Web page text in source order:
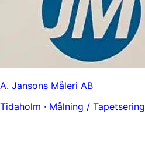
A. Jansons Måleri AB
Tidaholm · Målning / Tapetsering